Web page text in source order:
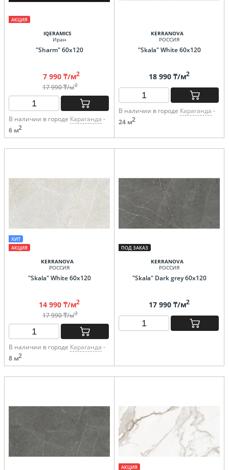
АКЦИЯ
IQERAMICS
Иран
"Sharm" 60x120
7 990 ₸/м2
17 990 ₸/м2
В наличии в городе Караганда -
6 м2
KERRANOVA
РОССИЯ
"Skala" White 60х120
18 990 ₸/м2
В наличии в городе Караганда -
24 м2
ХИТ
АКЦИЯ
KERRANOVA
РОССИЯ
"Skala" White 60х120
14 990 ₸/м2
17 990 ₸/м2
В наличии в городе Караганда -
8 м2
ПОД ЗАКАЗ
KERRANOVA
РОССИЯ
"Skala" Dark grey 60х120
17 990 ₸/м2
АКЦИЯ